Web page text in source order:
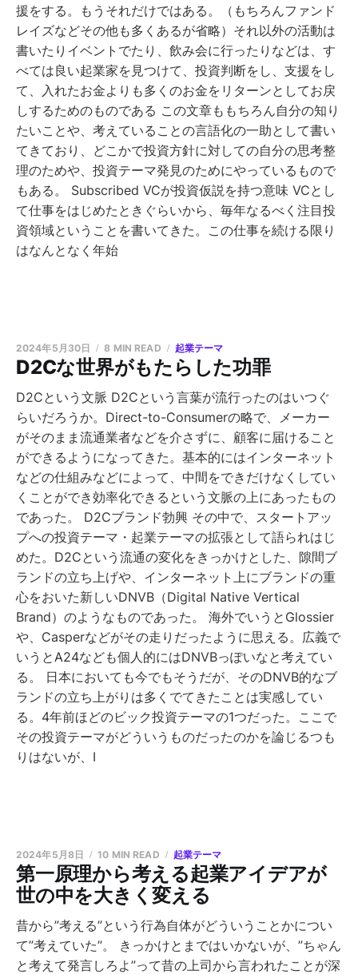
援をする。もうそれだけではある。（もちろんファンド
レイズなどその他も多くあるが省略）それ以外の活動は
書いたりイベントでたり、飲み会に行ったりなどは、す
べては良い起業家を見つけて、投資判断をし、支援をし
て、入れたお金よりも多くのお金をリターンとしてお戻
しするためのものである この文章ももちろん自分の知り
たいことや、考えていることの言語化の一助として書い
てきており、どこかで投資方針に対しての自分の思考整
理のためや、投資テーマ発見のためにやっているもので
もある。 Subscribed VCが投資仮説を持つ意味 VCとし
て仕事をはじめたときぐらいから、毎年なるべく注目投
資領域ということを書いてきた。この仕事を続ける限り
はなんとなく年始
D2Cな世界がもたらした功罪
2024年5月30日 8 MIN READ 起業テーマ
D2Cという文脈 D2Cという言葉が流行ったのはいつぐ
らいだろうか。Direct-to-Consumerの略で、メーカー
がそのまま流通業者などを介さずに、顧客に届けること
ができるようになってきた。基本的にはインターネット
などの仕組みなどによって、中間をできだけなくしてい
くことができ効率化できるという文脈の上にあったもの
であった。 D2Cブランド勃興 その中で、スタートアッ
プへの投資テーマ・起業テーマの拡張として語られはじ
めた。D2Cという流通の変化をきっかけとした、隙間ブ
ランドの立ち上げや、インターネット上にブランドの重
心をおいた新しいDNVB（Digital Native Vertical
Brand）のようなものであった。 海外でいうとGlossier
や、Casperなどがその走りだったように思える。広義で
いうとA24なども個人的にはDNVBっぽいなと考えてい
る。 日本においても今でもそうだが、そのDNVB的なブ
ランドの立ち上がりは多くでてきたことは実感してい
る。4年前ほどのビック投資テーマの1つだった。ここで
その投資テーマがどういうものだったのかを論じるつも
りはないが、I
第一原理から考える起業アイデアが
世の中を大きく変える
2024年5月8日 10 MIN READ 起業テーマ
昔から”考える”という行為自体がどういうことかについ
て”考えていた”。 きっかけとまではいかないが、”ちゃん
と考えて発言しろよ”って昔の上司から言われたことが深